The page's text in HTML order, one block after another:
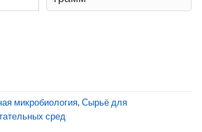
микробиология,Сырьё для
сред